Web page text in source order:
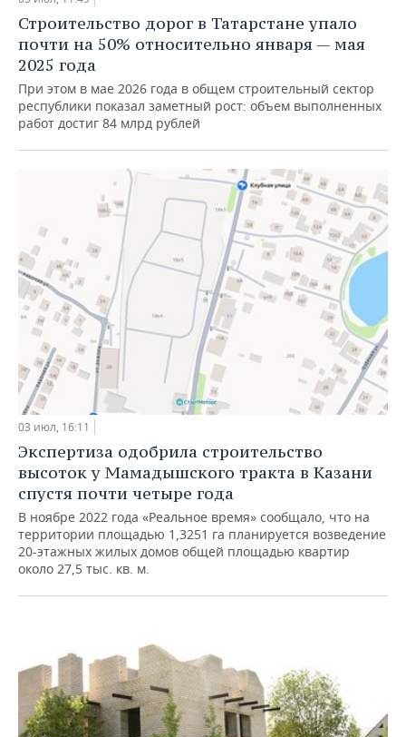
НЕФТЕХИМИЯ
НЕФТЬ
ОПК
ЭНЕРГЕТИКА
РОЗНИЧНАЯ ТОРГОВЛЯ
ТРАНСПОРТ
УСЛУГИ
НОВОСТИ ТЕХНОЛОГИЙ
IT
МЕДИА
МЕРОПРИЯТИЯ
НОВОСТИ МЕРОПРИЯТИЙ
ВЫЕЗДНАЯ РЕДАКЦИЯ
ONLINE-КОНФЕРЕНЦИИ
ОТКРЫТАЯ ЛЕКЦИЯ
СПОРТ
НОВОСТИ СПОРТА
БАСКЕТБОЛ
ВОЛЕЙБОЛ
КИБЕРСПОРТ
ФИГУРНОЕ КАТАНИЕ
ВОДНЫЕ ВИДЫ СПОРТА
ХОККЕЙ С МЯЧОМ
ОБЩЕСТВО
ИНФРАСТРУКТУРА
ИСТОРИЯ
КУЛЬТУРА
МЕДИЦИНА
ОБРАЗОВАНИЕ
ПРОИСШЕСТВИЯ
СПРАВОЧНИК
СПИСОК ПЕРСОН
СПИСОК КОМПАНИЙ
ПОЛНАЯ ВЕРСИЯ
Строительство дорог в Татарстане упало
почти на 50% относительно января — мая
2025 года
При этом в мае 2026 года в общем строительный сектор
республики показал заметный рост: объем выполненных
работ достиг 84 млрд рублей
03 июл, 16:11
Экспертиза одобрила строительство
высоток у Мамадышского тракта в Казани
спустя почти четыре года
В ноябре 2022 года «Реальное время» сообщало, что на
территории площадью 1,3251 га планируется возведение
20-этажных жилых домов общей площадью квартир
около 27,5 тыс. кв. м.